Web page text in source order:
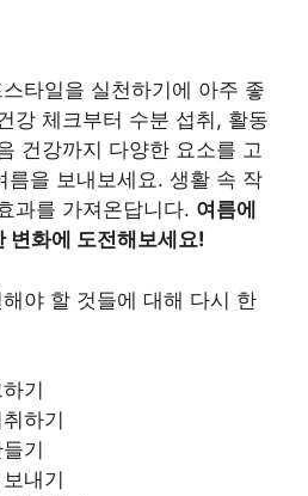
타일을 실천하기에 아주 좋
강 체크부터 수분 섭취, 활동
건강까지 다양한 요소를 고
름을 보내보세요. 생활 속 작
과를 가져온답니다. 여름에
변화에 도전해보세요!
야 할 것들에 대해 다시 한
기
하기
기
내기